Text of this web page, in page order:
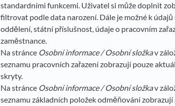
standardními funkcemi. Uživatel si může doplnit
filtrovat podle data narození. Dále je možné k
oddělení, státní příslušnost, údaje o pracovním
zaměstnance.
Na stránce Osobní informace / Osobní složkav
seznamu pracovních zařazení zobrazují pouze
skryty.
Na stránce Osobní informace / Osobní složkav
seznamu základních položek odměňování